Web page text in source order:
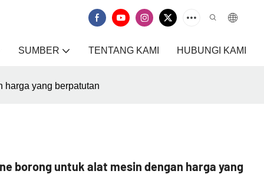
SUMBER TENTANG KAMI HUBUNGI KAMI
harga yang berpatutan
borong untuk alat mesin dengan harga yang